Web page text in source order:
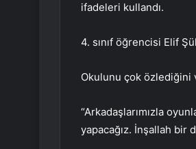
ifadeleri kullandı.
4. sınıf öğrencisi Elif
Okulunu çok özlediğini
“Arkadaşlarımızla
yapacağız. İnşallah bir